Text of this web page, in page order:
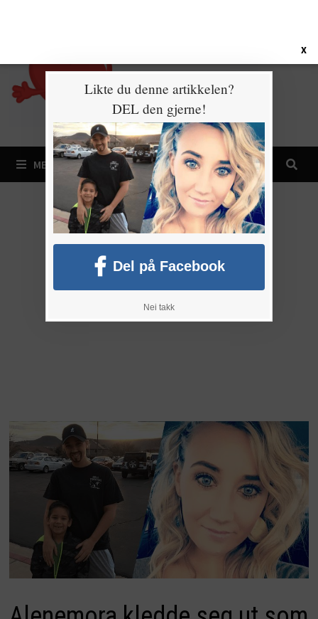
MENY
X
Likte du denne artikkelen?
DEL den gjerne!
Del på Facebook
Nei takk